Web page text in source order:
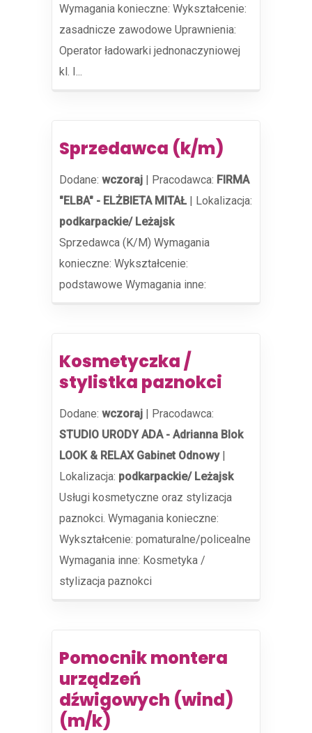
Wymagania konieczne: Wykształcenie:
zasadnicze zawodowe Uprawnienia:
Operator ładowarki jednonaczyniowej
kl. I...
Sprzedawca (k/m)
Dodane: wczoraj | Pracodawca: FIRMA
"ELBA" - ELŻBIETA MITAŁ | Lokalizacja:
podkarpackie/ Leżajsk
Sprzedawca (K/M) Wymagania
konieczne: Wykształcenie:
podstawowe Wymagania inne:
Kosmetyczka /
stylistka paznokci
Dodane: wczoraj | Pracodawca:
STUDIO URODY ADA - Adrianna Blok
LOOK & RELAX Gabinet Odnowy|
Lokalizacja: podkarpackie/ Leżajsk
Usługi kosmetyczne oraz stylizacja
paznokci. Wymagania konieczne:
Wykształcenie: pomaturalne/policealne
Wymagania inne: Kosmetyka /
stylizacja paznokci
Pomocnik montera
urządzeń
dźwigowych (wind)
(m/k)